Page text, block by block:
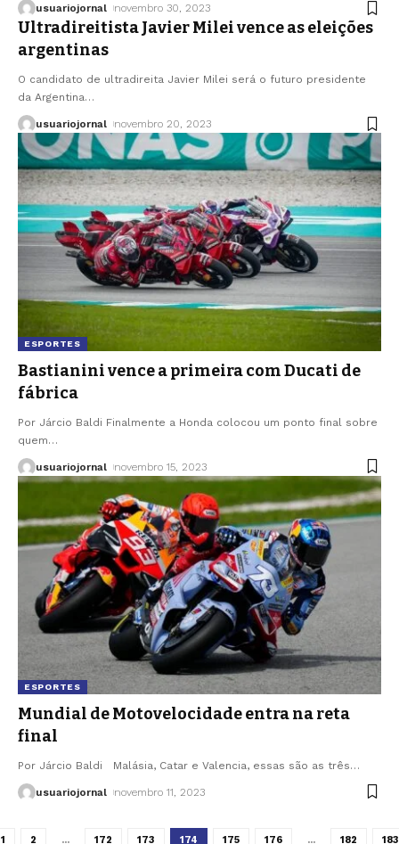
usuariojornal novembro 30, 2023
Ultradireitista Javier Milei vence as eleições
argentinas
O candidato de ultradireita Javier Milei será o futuro presidente
da Argentina…
usuariojornal novembro 20, 2023
ESPORTES
Bastianini vence a primeira com Ducati de
fábrica
Por Járcio Baldi Finalmente a Honda colocou um ponto final sobre
quem…
usuariojornal novembro 15, 2023
ESPORTES
Mundial de Motovelocidade entra na reta
final
Por Járcio Baldi Malásia, Catar e Valencia, essas são as três…
usuariojornal novembro 11, 2023
1 2 … 172 173 174 175 176 … 182 183